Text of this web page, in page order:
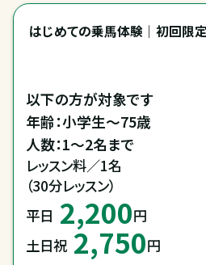
はじめての乗馬体験｜初回限
以下の方が対象です
年齢：小学生～75歳
レッスン料／1名
（30分レッスン）
平日 2,200円
土日祝 2,750円